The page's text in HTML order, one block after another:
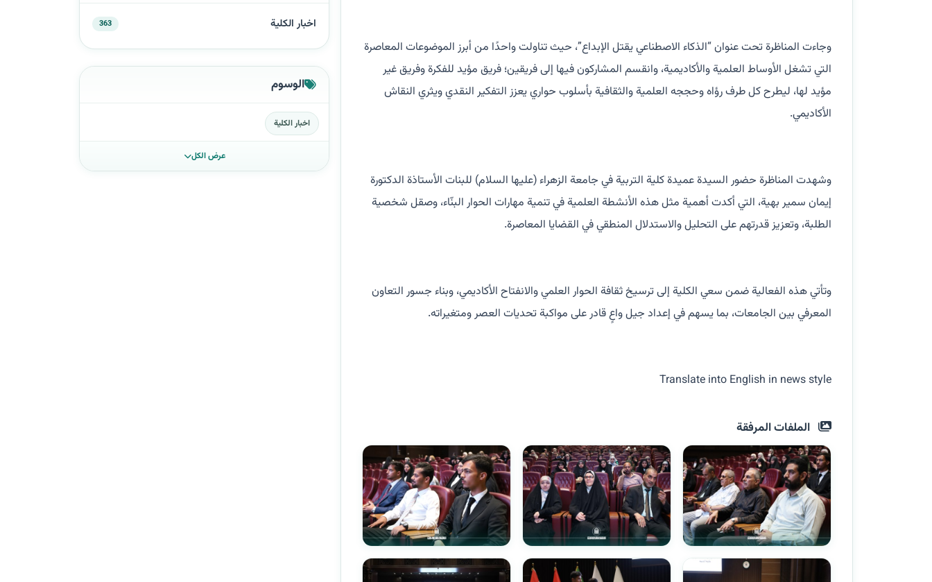
وجاءت المناظرة تحت عنوان “الذكاء الاصطناعي يقتل الإبداع”، حيث تناولت واحدًا من أبرز الموضوعات المعاصرة
التي تشغل الأوساط العلمية والأكاديمية، وانقسم المشاركون فيها إلى فريقين؛ فريق مؤيد للفكرة وفريق غير
مؤيد لها، ليطرح كل طرف رؤاه وحججه العلمية والثقافية بأسلوب حواري يعزز التفكير النقدي ويثري النقاش
الأكاديمي.
وشهدت المناظرة حضور السيدة عميدة كلية التربية في جامعة الزهراء (عليها السلام) للبنات الأستاذة الدكتورة
إيمان سمير بهية، التي أكدت أهمية مثل هذه الأنشطة العلمية في تنمية مهارات الحوار البنّاء، وصقل شخصية
الطلبة، وتعزيز قدرتهم على التحليل والاستدلال المنطقي في القضايا المعاصرة.
وتأتي هذه الفعالية ضمن سعي الكلية إلى ترسيخ ثقافة الحوار العلمي والانفتاح الأكاديمي، وبناء جسور التعاون
المعرفي بين الجامعات، بما يسهم في إعداد جيل واعٍ قادر على مواكبة تحديات العصر ومتغيراته.
Translate into English in news style
الملفات المرفقة
اخبار الكلية 363
الوسوم
اخبار الكلية
عرض الكل